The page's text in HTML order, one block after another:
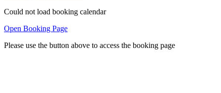
Could not load booking calendar
Open Booking Page
Please use the button above to access the booking page